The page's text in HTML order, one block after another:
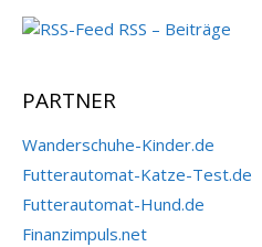
RSS – Beiträge
PARTNER
Wanderschuhe-Kinder.de
Futterautomat-Katze-Test.de
Futterautomat-Hund.de
Finanzimpuls.net